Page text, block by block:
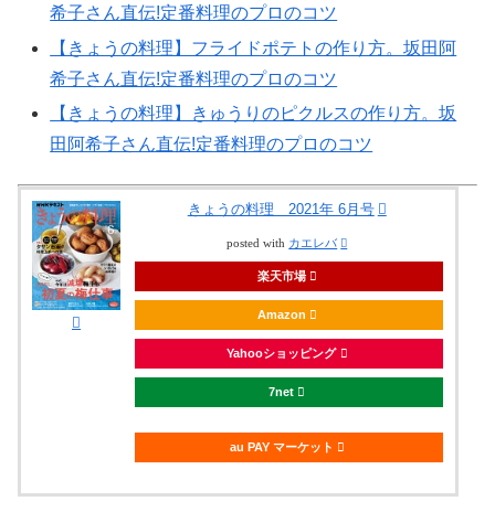
希子さん直伝!定番料理のプロのコツ
【きょうの料理】フライドポテトの作り方。坂田阿
希子さん直伝!定番料理のプロのコツ
【きょうの料理】きゅうりのピクルスの作り方。坂
田阿希子さん直伝!定番料理のプロのコツ
きょうの料理 2021年 6月号
posted with カエレバ
楽天市場
Amazon
Yahooショッピング
7net
au PAY マーケット